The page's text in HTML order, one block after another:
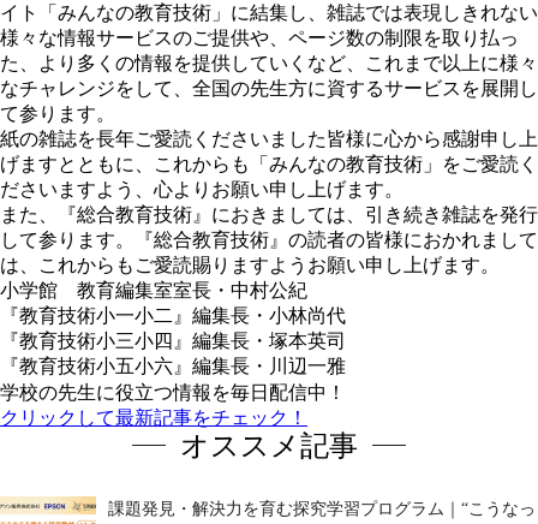
イト「みんなの教育技術」に結集し、雑誌では表現しきれない
様々な情報サービスのご提供や、ページ数の制限を取り払っ
た、より多くの情報を提供していくなど、これまで以上に様々
なチャレンジをして、全国の先生方に資するサービスを展開し
て参ります。
紙の雑誌を長年ご愛読くださいました皆様に心から感謝申し上
げますとともに、これからも「みんなの教育技術」をご愛読く
ださいますよう、心よりお願い申し上げます。
また、『総合教育技術』におきましては、引き続き雑誌を発行
して参ります。『総合教育技術』の読者の皆様におかれまして
は、これからもご愛読賜りますようお願い申し上げます。
小学館 教育編集室室長・中村公紀
『教育技術小一小二』編集長・小林尚代
『教育技術小三小四』編集長・塚本英司
『教育技術小五小六』編集長・川辺一雅
学校の先生に役立つ情報を毎日配信中！
クリックして最新記事をチェック！
オススメ記事
課題発見・解決力を育む探究学習プログラム｜“こうなっ